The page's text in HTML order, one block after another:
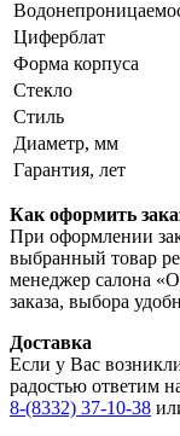
Циферблат
Форма корпуса
Стекло
Стиль
Диаметр, мм
Гарантия, лет
Как оформить
При оформлении
выбранный товар
менеджер салона
заказа, выбора
Доставка
Если у Вас
радостью ответим
8-(8332) 37-10-38